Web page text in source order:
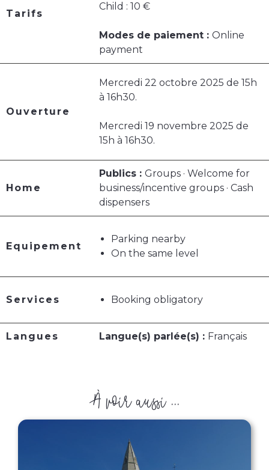
Tarifs
Child : 10 €
Modes de paiement : Online
payment
Ouverture
Mercredi 22 octobre 2025 de 15h
à 16h30.
Mercredi 19 novembre 2025 de
15h à 16h30.
Home
Publics : Groups · Welcome for
business/incentive groups · Cash
dispensers
Equipement
Parking nearby
On the same level
Services Booking obligatory
Langues Langue(s) parlée(s) : Français
À voir aussi ...